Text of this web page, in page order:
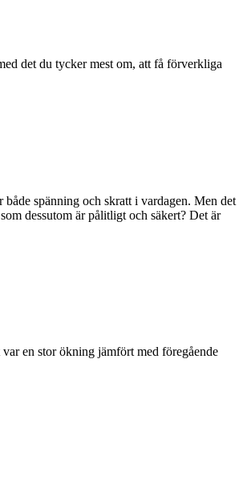
det du tycker mest om, att få förverkliga
spänning och skratt i vardagen. Men det
dessutom är pålitligt och säkert? Det är
en stor ökning jämfört med föregående